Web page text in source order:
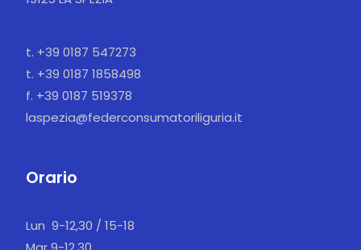
t. +39 0187 547273
t. +39 0187 1858498
f. +39 0187 519378
laspezia@federconsumatoriliguria.it
Orario
Lun 9-12,30 / 15-18